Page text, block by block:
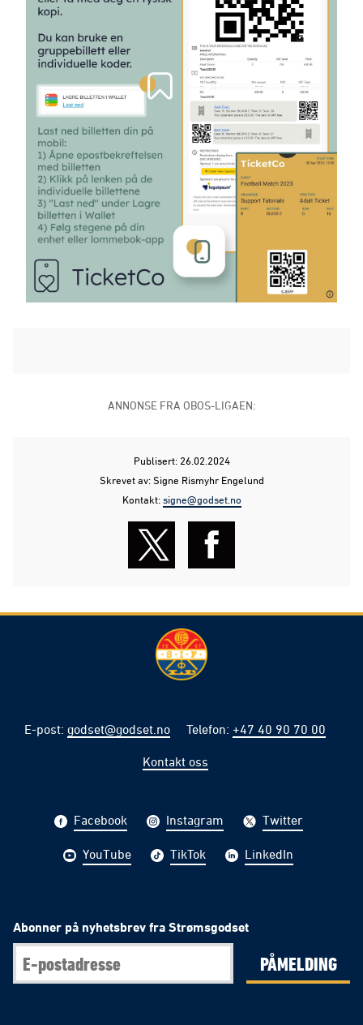
ANNONSE FRA OBOS-LIGAEN:
Publisert: 26.02.2024
Skrevet av: Signe Rismyhr Engelund
Kontakt:signe@godset.no
E-post: godset@godset.no Telefon: +47 40 90 70 00
Kontakt oss
Facebook Instagram Twitter
YouTube TikTok LinkedIn
Abonner på nyhetsbrev fra Strømsgodset
PÅMELDING